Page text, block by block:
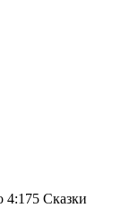
4:175 Сказки